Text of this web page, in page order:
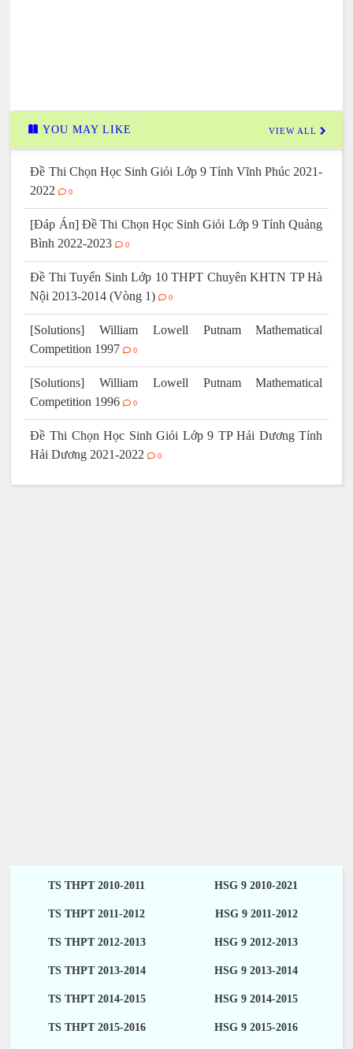
YOU MAY LIKE VIEW ALL
Đề Thi Chọn Học Sinh Giỏi Lớp 9 Tỉnh Vĩnh Phúc 2021-
2022
0
[Đáp Án] Đề Thi Chọn Học Sinh Giỏi Lớp 9 Tỉnh Quảng
Bình 2022-2023
0
Đề Thi Tuyển Sinh Lớp 10 THPT Chuyên KHTN TP Hà
Nội 2013-2014 (Vòng 1)
0
[Solutions] William Lowell Putnam Mathematical
Competition 1997
0
[Solutions] William Lowell Putnam Mathematical
Competition 1996
0
Đề Thi Chọn Học Sinh Giỏi Lớp 9 TP Hải Dương Tỉnh
Hải Dương 2021-2022
0
TS THPT 2010-2011 HSG 9 2010-2021
TS THPT 2011-2012 HSG 9 2011-2012
TS THPT 2012-2013 HSG 9 2012-2013
TS THPT 2013-2014 HSG 9 2013-2014
TS THPT 2014-2015 HSG 9 2014-2015
TS THPT 2015-2016 HSG 9 2015-2016